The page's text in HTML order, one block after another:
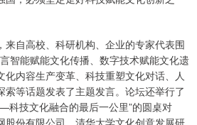
自高校、科研机构、企业的专家代表围
智能赋能文化传播、数字技术赋能文化遗
化内容生产变革、科技重塑文化对话、人
索等话题发表了主题发言。论坛还举行了
技文化融合的最后一公里”的圆桌对